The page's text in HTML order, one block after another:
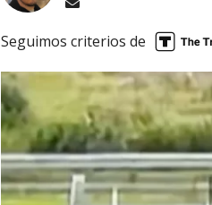
Seguimos criterios de